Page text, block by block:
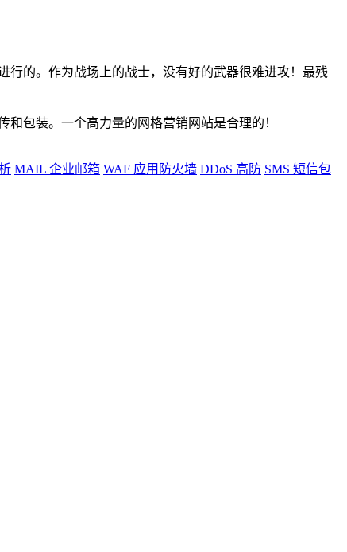
行的。作为战场上的战士，没有好的武器很难进攻！最残
包装。一个高力量的网格营销网站是合理的！
MAIL 企业邮箱 WAF 应用防火墙 DDoS 高防 SMS 短信包